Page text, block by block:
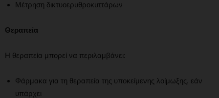
Μέτρηση δικτυοερυθροκυττάρων
Θεραπεία
Η θεραπεία μπορεί να περιλαμβάνει:
Φάρμακα για τη θεραπεία της υποκείμενης λοίμωξης, εάν
υπάρχει